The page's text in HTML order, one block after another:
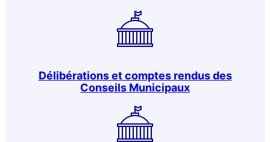
Délibérations et comptes rendus des
Conseils Municipaux